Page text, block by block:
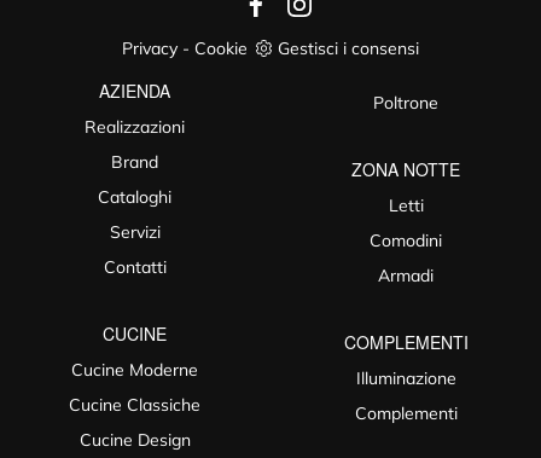
Privacy - Cookie Gestisci i consensi
AZIENDA
Realizzazioni
Brand
Cataloghi
Servizi
Contatti
CUCINE
Cucine Moderne
Cucine Classiche
Cucine Design
Poltrone
ZONA NOTTE
Letti
Comodini
Armadi
COMPLEMENTI
Illuminazione
Complementi